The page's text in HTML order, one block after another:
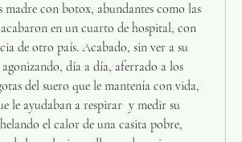
madre con botox, abundantes como las
en un cuarto de hospital, con
de otro país. Acabado, sin ver a su
día a día, aferrado a los
del suero que le mantenía con vida,
le ayudaban a respirar  y medir su
el calor de una casita pobre,